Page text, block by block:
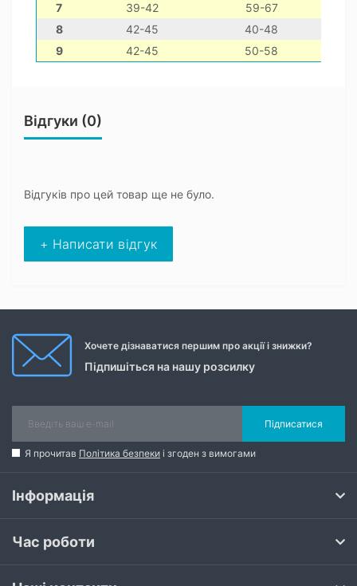
7
39-42 59-67
8
42-45 40-48
9
42-45 50-58
Відгуки (0)
Відгуків про цей товар ще не було.
+ Написати відгук
Хочете дізнаватися першим про акції і знижки?
Підпишіться на нашу розсилку
Підписатися
Я прочитав Політика безпеки і згоден з вимогами
Інформація
Час роботи